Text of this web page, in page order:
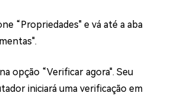
“Propriedades" e vá até a aba
opção “Verificar agora". Seu
iniciará uma verificação em